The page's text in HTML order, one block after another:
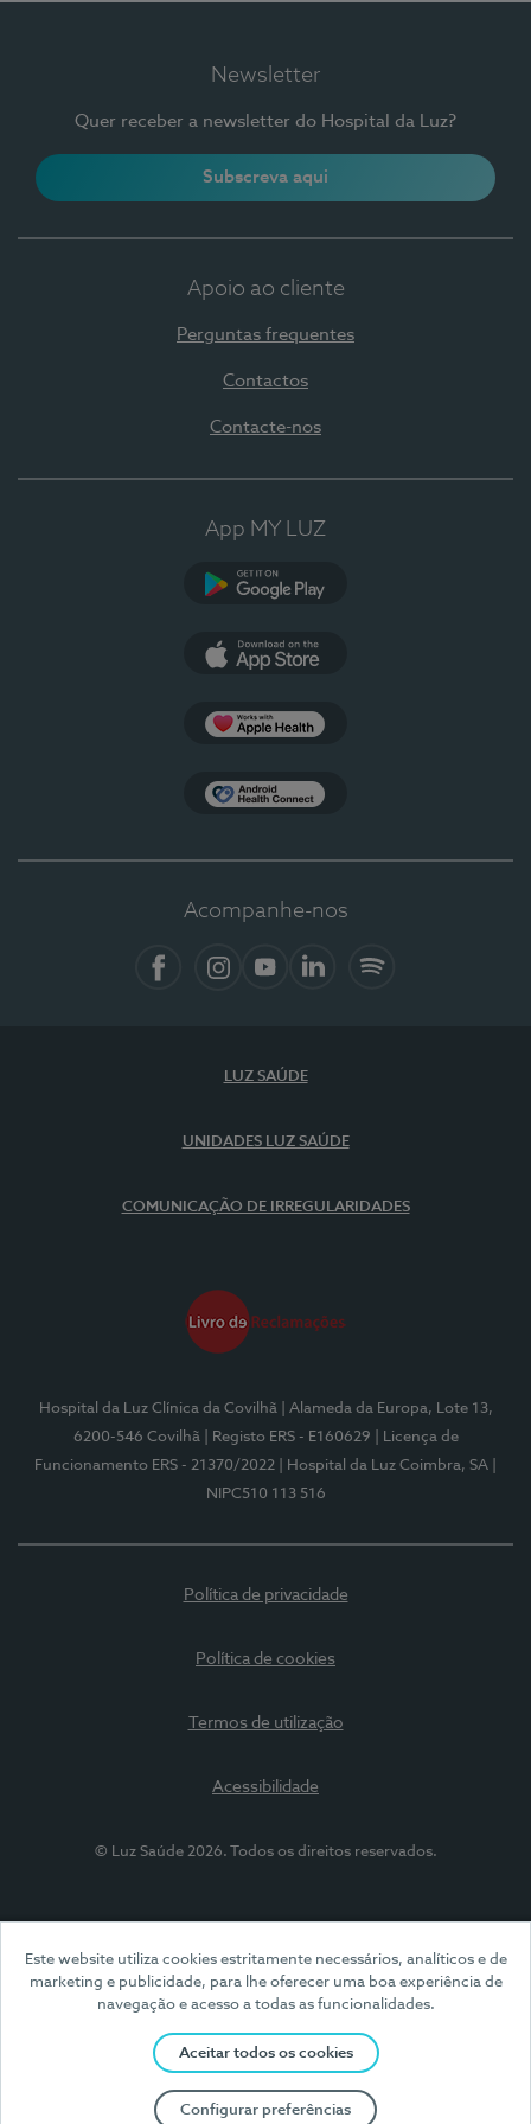
Este website utiliza cookies estritamente necessários, analíticos e de
marketing e publicidade, para lhe oferecer uma boa experiência de
navegação e acesso a todas as funcionalidades.
Aceitar todos os cookies
Configurar preferências
Newsletter
Quer receber a newsletter do Hospital da Luz?
Subscreva aqui
Apoio ao cliente
Perguntas frequentes
Contactos
Contacte-nos
App MY LUZ
Acompanhe-nos
LUZ SAÚDE
UNIDADES LUZ SAÚDE
COMUNICAÇÃO DE IRREGULARIDADES
Hospital da Luz Clínica da Covilhã
| Alameda da Europa, Lote 13,
6200-546 Covilhã
| Registo ERS - E160629
| Licença de
Funcionamento ERS - 21370/2022
| Hospital da Luz Coimbra, SA
NIPC510 113 516
Política de privacidade
Política de cookies
Termos de utilização
Acessibilidade
© Luz Saúde 2026. Todos os direitos reservados.